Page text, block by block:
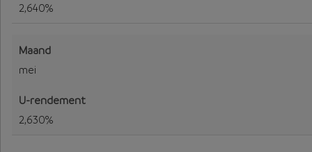
2,640%
mei
2,630%